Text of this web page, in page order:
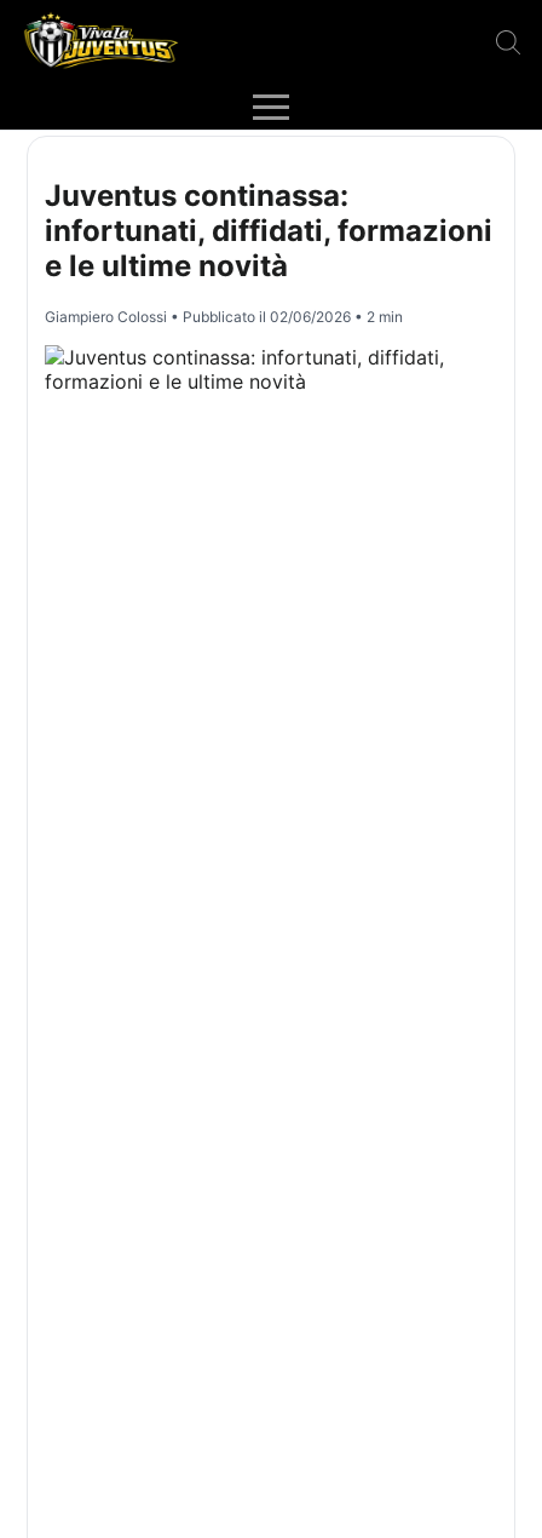
Juventus continassa:
infortunati, diffidati, formazioni
e le ultime novità
Giampiero Colossi • Pubblicato il02/06/2026 • 2 min